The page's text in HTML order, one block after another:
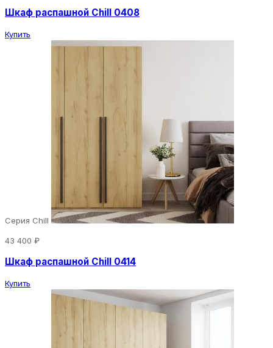
Шкаф распашной Chill 0408
Купить
Серия Chill
43 400 ₽
Шкаф распашной Chill 0414
Купить